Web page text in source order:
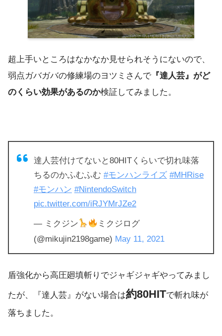
超上手いところはなかなか見せられそうにないので、
弱点ガバガバの修練場のヨツミさんで 『達人芸』がど
のくらい効果があるのか検証してみました。
達人芸付けてないと80HITくらいで切れ味落
ちるのかふむふむ #モンハンライズ #MHRise
#モンハン #NintendoSwitch
pic.twitter.com/iRJYMrJZe2
— ミクジン
ミクジログ
(@mikujin2198game) May 11, 2021
盾強化から高圧廻填斬りでジャギジャギやってみまし
たが、『達人芸』がない場合は約80HITで斬れ味が
落ちました。